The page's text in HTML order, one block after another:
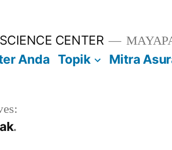
CENTER
Anda Topik Mitra